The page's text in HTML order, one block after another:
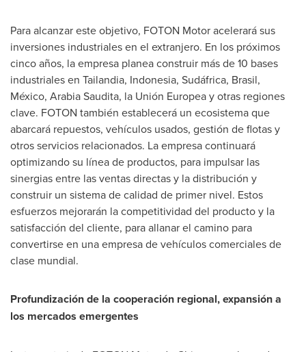
Para alcanzar este objetivo, FOTON Motor acelerará sus
inversiones industriales en el extranjero. En los próximos
cinco años, la empresa planea construir más de 10 bases
industriales en Tailandia, Indonesia, Sudáfrica, Brasil,
México, Arabia Saudita, la Unión Europea y otras regiones
clave. FOTON también establecerá un ecosistema que
abarcará repuestos, vehículos usados, gestión de flotas y
otros servicios relacionados. La empresa continuará
optimizando su línea de productos, para impulsar las
sinergias entre las ventas directas y la distribución y
construir un sistema de calidad de primer nivel. Estos
esfuerzos mejorarán la competitividad del producto y la
satisfacción del cliente, para allanar el camino para
convertirse en una empresa de vehículos comerciales de
clase mundial.
Profundización de la cooperación regional, expansión a
los mercados emergentes